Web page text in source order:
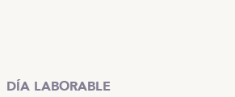
DÍA LABORABLE